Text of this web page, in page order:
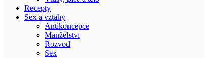
Recepty
Sex a vztahy
Antikoncepce
Manželství
Rozvod
Sex